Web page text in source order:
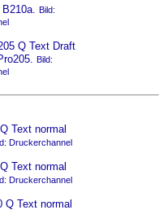
Bild:
Bild:
Druckerchannel
Druckerchannel